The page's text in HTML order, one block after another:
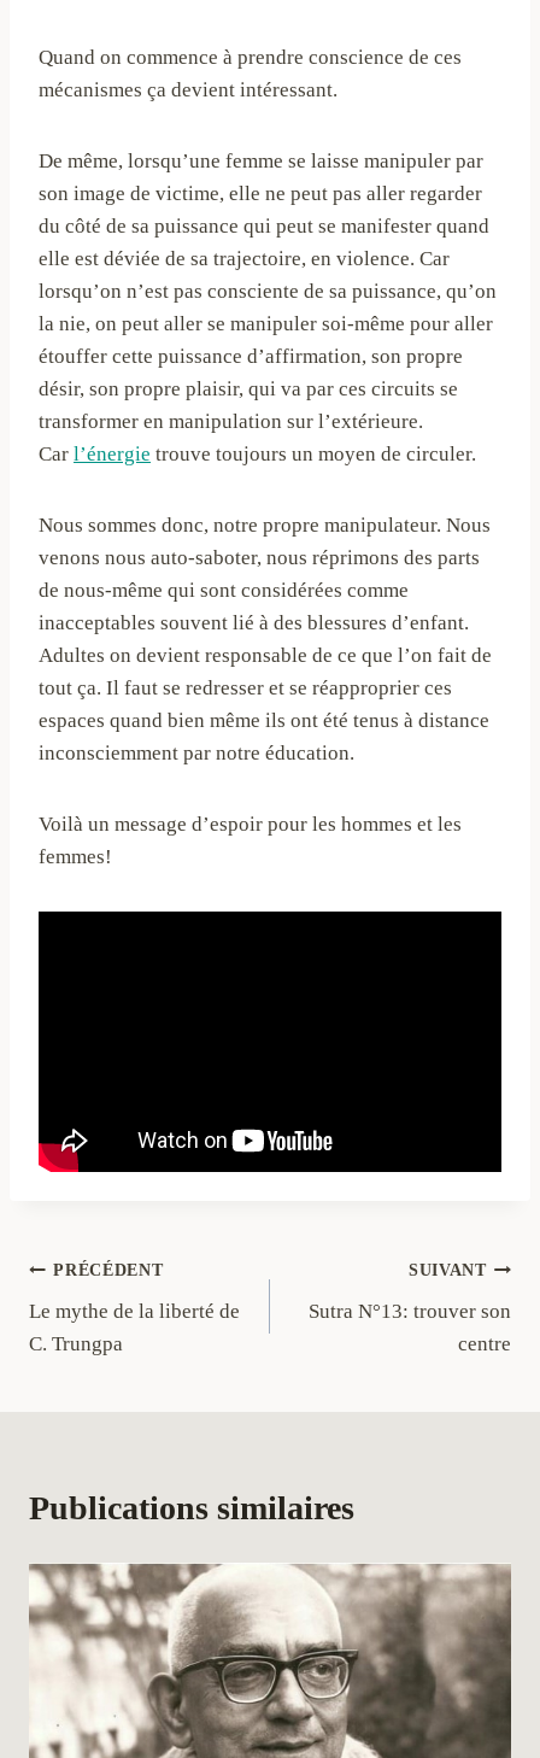
Quand on commence à prendre conscience de ces
mécanismes ça devient intéressant.
De même, lorsqu’une femme se laisse manipuler par
son image de victime, elle ne peut pas aller regarder
du côté de sa puissance qui peut se manifester quand
elle est déviée de sa trajectoire, en violence. Car
lorsqu’on n’est pas consciente de sa puissance, qu’on
la nie, on peut aller se manipuler soi-même pour aller
étouffer cette puissance d’affirmation, son propre
désir, son propre plaisir, qui va par ces circuits se
transformer en manipulation sur l’extérieure.
Car l’énergie trouve toujours un moyen de circuler.
Nous sommes donc, notre propre manipulateur. Nous
venons nous auto-saboter, nous réprimons des parts
de nous-même qui sont considérées comme
inacceptables souvent lié à des blessures d’enfant.
Adultes on devient responsable de ce que l’on fait de
tout ça. Il faut se redresser et se réapproprier ces
espaces quand bien même ils ont été tenus à distance
inconsciemment par notre éducation.
Voilà un message d’espoir pour les hommes et les
femmes!
Navigation
de
PRÉCÉDENT
Le mythe de la liberté de
C. Trungpa
SUIVANT
Sutra N°13: trouver son
centre
Publications similaires